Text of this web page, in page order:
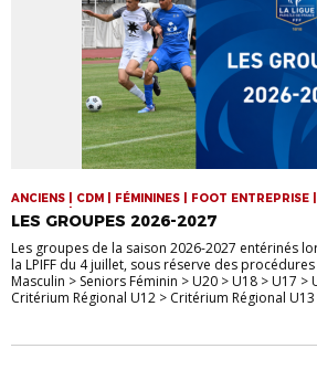
ANCIENS | CDM | FÉMININES | FOOT ENTREPRISE
SENIORS | VIE DE LA LIGUE
LES GROUPES 2026-2027
Les groupes de la saison 2026-2027 entérinés
la LPIFF du 4 juillet, sous réserve des
Masculin > Seniors Féminin > U20 > U18 > U17 >
Critérium Régional U12 > Critérium Régional U13